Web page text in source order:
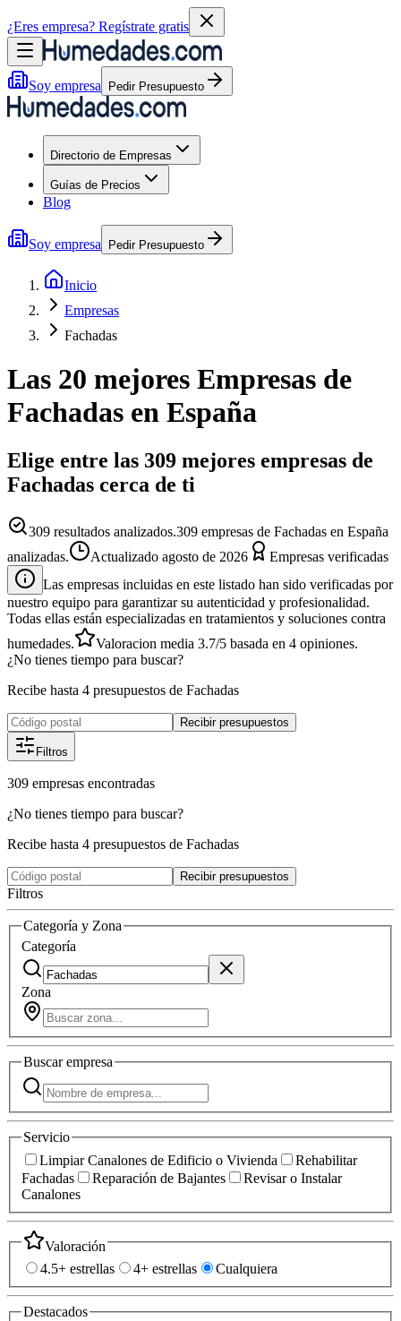
¿Eres empresa? Regístrate gratis
Soy empresa Pedir Presupuesto
Directorio de Empresas
Guías de Precios
Blog
Soy empresa Pedir Presupuesto
Inicio
Empresas
Fachadas
Las 20 mejores Empresas de
Fachadas en España
Elige entre las 309 mejores empresas de
Fachadas cerca de ti
309 resultados analizados.309 empresas de Fachadas en España
analizadas.
Actualizado agosto de 2026
Empresas verificadas
Las empresas incluidas en este listado han sido verificadas por
nuestro equipo para garantizar su autenticidad y profesionalidad.
Todas ellas están especializadas en tratamientos y soluciones contra
humedades.
Valoracion media 3.7/5 basada en 4 opiniones.
¿No tienes tiempo para buscar?
Recibe hasta 4 presupuestos de Fachadas
Recibir presupuestos
Filtros
309 empresas encontradas
¿No tienes tiempo para buscar?
Recibe hasta 4 presupuestos de Fachadas
Recibir presupuestos
Filtros
Categoría y Zona
Categoría
Zona
Buscarempresa
Servicio
Limpiar Canalones de Edificio o Vivienda
Rehabilitar
Fachadas
Reparación de Bajantes
Revisar o Instalar
Canalones
Valoración
4.5+ estrellas
4+ estrellas Cualquiera
Destacados